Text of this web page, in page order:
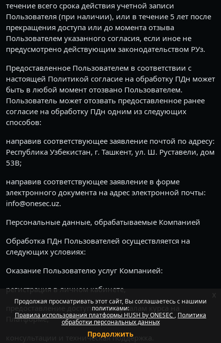
Продолжая просматривать этот сайт, Вы соглашаетесь с нашими
политиками:
Правила использования платформы HUSH by ONESEC
Политика
обработки персональных данных
Продолжить
x
течение всего срока действия учетной записи
Пользователя (при наличии), или в течение 5 лет после
прекращения доступа или до момента отзыва
Пользователем указанного согласия, если иное не
предусмотрено действующим законодательством РУз.
Предоставленное Пользователем в соответствии с
настоящей Политикой согласие на обработку ПДн может
быть в любой момент отозвано Пользователем.
Пользователь может отозвать предоставленное ранее
согласие на обработку ПДн одним из следующих
способов:
направив соответствующее заявление почтой по адресу:
Республика Узбекистан, г. Ташкент, ул. Ш. Руставели, дом
53B;
направив соответствующее заявление в форме
электронного документа на адрес электронной почты:
info@onesec.uz.
Персональные данные, обрабатываемые Компанией
Обработка ПДн Пользователей осуществляется на
следующих условиях:
Оказание Пользователю услуг Компанией:
регистрация в личном кабинете,
предоставление доступа к материалам курса на
Платформе,
консультации и техническая поддержка.